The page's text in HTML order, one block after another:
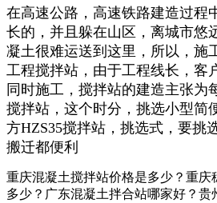
在高速公路，高速铁路建造过程
长的，并且躲在山区，离城市悠
凝土很难运送到这里，所以，施
工程搅拌站，由于工程线长，客
同时施工，搅拌站的建造主张为
搅拌站，这个时分，挑选小型简
方HZS35搅拌站，挑选式，要挑
搬迁都便利
重庆混凝土搅拌站价格是多少？重庆
多少？广东混凝土拌合站哪家好？贵